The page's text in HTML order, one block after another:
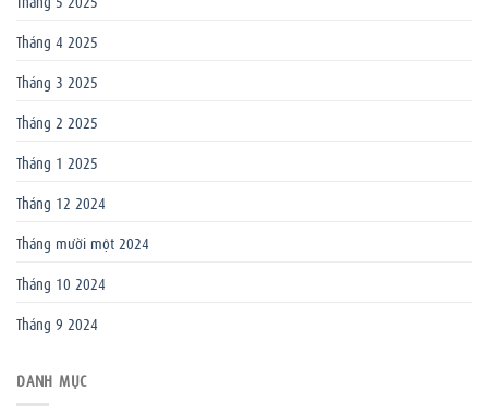
Tháng 4 2025
Tháng 3 2025
Tháng 2 2025
Tháng 1 2025
Tháng 12 2024
Tháng mười một 2024
Tháng 10 2024
Tháng 9 2024
DANH MỤC